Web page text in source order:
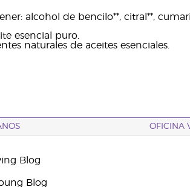
alcohol de bencilo**, citral**,
esencial puro.
naturales de aceites esenciales.
OFICINA
Blog
Blog